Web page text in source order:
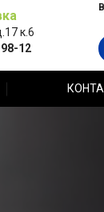
к.6
12